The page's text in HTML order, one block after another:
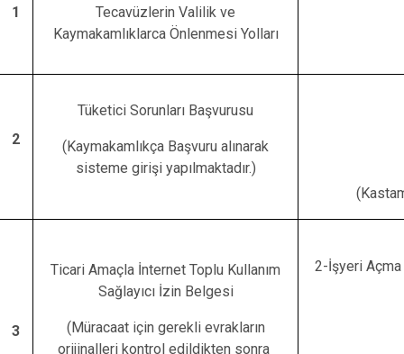
1
Tecavüzlerin Valilik ve
Kaymakamlıklarca Önlenmesi Yolları
2
Tüketici Sorunları Başvurusu
(Kaymakamlıkça Başvuru alınarak
sisteme girişi yapılmaktadır.)
3
Ticari Amaçla İnternet Toplu Kullanım
Sağlayıcı İzin Belgesi
(Müracaat için gerekli evrakların
orijinalleri kontrol edildikten sonra
2-İşyeri Açma